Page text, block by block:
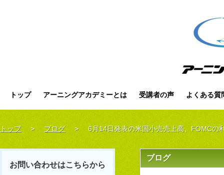
トップ アーニングアカデミーとは 受講者の声 よくある質
トップ > ブログ > 6月14日発表の米国小売売上高、FOMCの
ブログ
お問い合わせはこちらから